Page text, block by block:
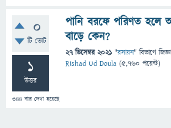
0
টি ভোট
1
উত্তর
344 বার দেখা হয়েছে
পানি বরফে পরিণত হলে
বাড়ে কেন?
27 ডিসেম্বর 2021 "রসায়ন" বিভাগে
Rishad Ud Doula (5,760 পয়েন্ট)